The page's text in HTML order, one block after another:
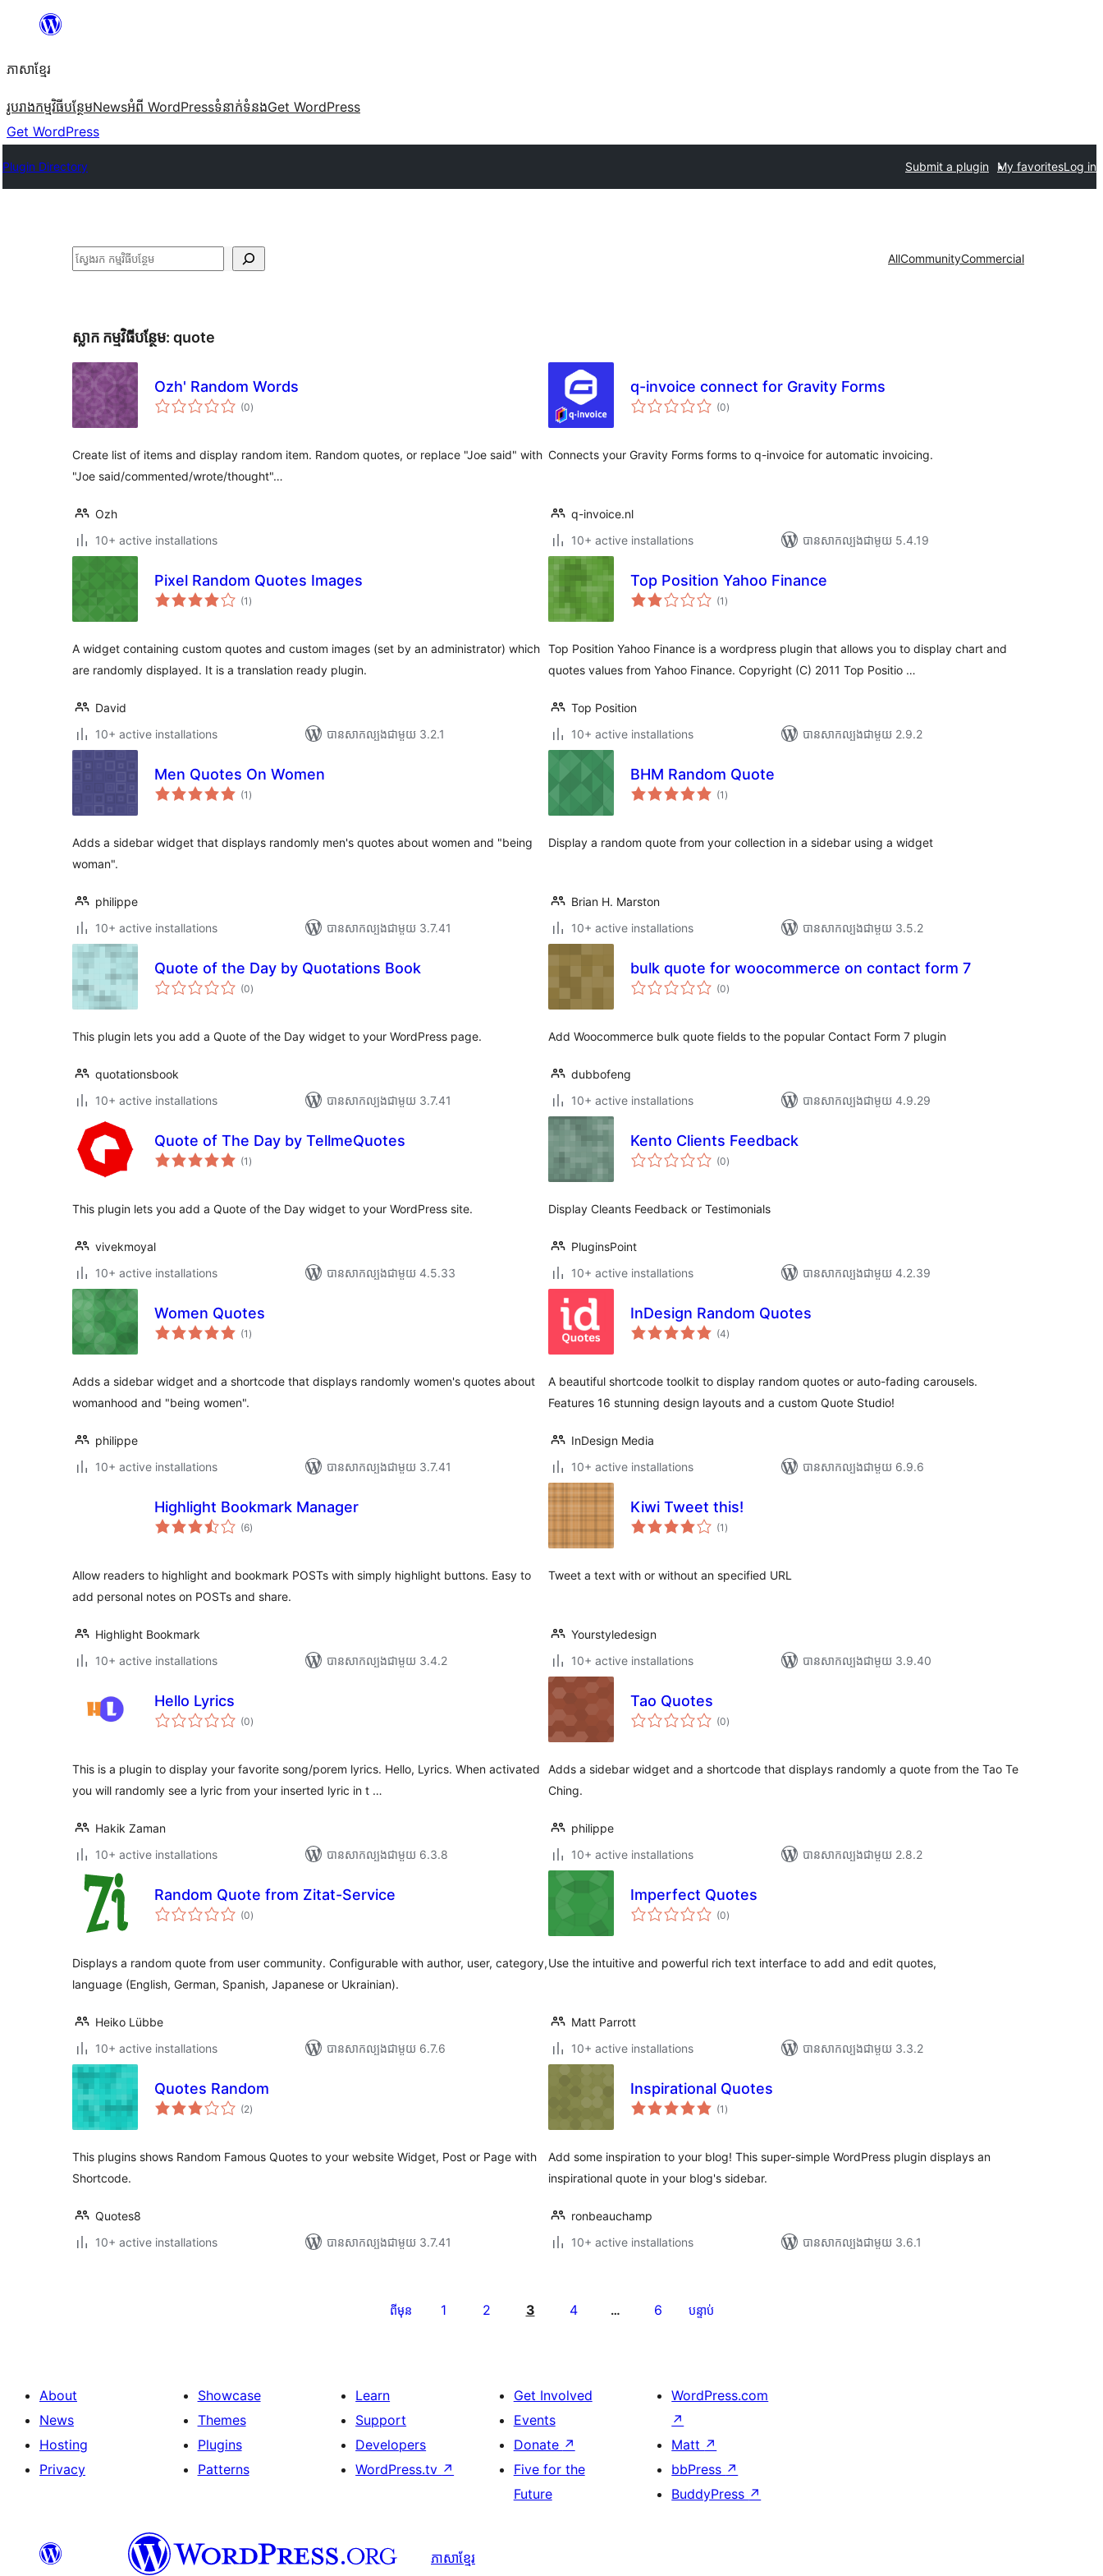
content
ភាសា​ខ្មែរ
រូបរាងកម្មវិធីបន្ថែមNewsអំពី WordPressទំនាក់​ទំនងGet WordPress
Get WordPress
Plugin Directory Submit a plugin My favoritesLog in
ស្វែងរក AllCommunityCommercial
ស្លាក​ កម្មវិធីបន្ថែម: quote
Ozh' Random Words
(0ការ
វាយ
)
Create list of items and display random item. Random quotes, or replace "Joe said" with
"Joe said/commented/wrote/thought"…
Ozh
10+ active installations
q-invoice connect for Gravity Forms
(0ការ
វាយ
)
Connects your Gravity Forms forms to q-invoice for automatic invoicing.
q-invoice.nl
10+ active installations
បាន​សាកល្បង​ជាមួយ 5.4.19
Pixel Random Quotes Images
(1 ការ
វាយ
)
A widget containing custom quotes and custom images (set by an administrator) which
are randomly displayed. It is a translation ready plugin.
David
10+ active installations
បាន​សាកល្បង​ជាមួយ 3.2.1
Top Position Yahoo Finance
(1 ការ
វាយ
)
Top Position Yahoo Finance is a wordpress plugin that allows you to display chart and
quotes values from Yahoo Finance. Copyright (C) 2011 Top Positio …
Top Position
10+ active installations
បាន​សាកល្បង​ជាមួយ 2.9.2
Men Quotes On Women
(1 ការ
វាយ
)
Adds a sidebar widget that displays randomly men's quotes about women and "being
woman".
philippe
10+ active installations
បាន​សាកល្បង​ជាមួយ 3.7.41
BHM Random Quote
(1 ការ
វាយ
)
Display a random quote from your collection in a sidebar using a widget
Brian H. Marston
10+ active installations
បាន​សាកល្បង​ជាមួយ 3.5.2
Quote of the Day by Quotations Book
(0ការ
វាយ
)
This plugin lets you add a Quote of the Day widget to your WordPress page.
quotationsbook
10+ active installations
បាន​សាកល្បង​ជាមួយ 3.7.41
bulk quote for woocommerce on contact form 7
(0ការ
វាយ
)
Add Woocommerce bulk quote fields to the popular Contact Form 7 plugin
dubbofeng
10+ active installations
បាន​សាកល្បង​ជាមួយ 4.9.29
Quote of The Day by TellmeQuotes
(1 ការ
វាយ
)
This plugin lets you add a Quote of the Day widget to your WordPress site.
vivekmoyal
10+ active installations
បាន​សាកល្បង​ជាមួយ 4.5.33
Kento Clients Feedback
(0ការ
វាយ
)
Display Cleants Feedback or Testimonials
PluginsPoint
10+ active installations
បាន​សាកល្បង​ជាមួយ 4.2.39
Women Quotes
(1 ការ
វាយ
)
Adds a sidebar widget and a shortcode that displays randomly women's quotes about
womanhood and "being women".
philippe
10+ active installations
បាន​សាកល្បង​ជាមួយ 3.7.41
InDesign Random Quotes
(4ការ
វាយ
)
A beautiful shortcode toolkit to display random quotes or auto-fading carousels.
Features 16 stunning design layouts and a custom Quote Studio!
InDesign Media
10+ active installations
បាន​សាកល្បង​ជាមួយ 6.9.6
Highlight Bookmark Manager
(6ការ
វាយ
)
Allow readers to highlight and bookmark POSTs with simply highlight buttons. Easy to
add personal notes on POSTs and share.
Highlight Bookmark
10+ active installations
បាន​សាកល្បង​ជាមួយ 3.4.2
Kiwi Tweet this!
(1 ការ
វាយ
)
Tweet a text with or without an specified URL
Yourstyledesign
10+ active installations
បាន​សាកល្បង​ជាមួយ 3.9.40
Hello Lyrics
(0ការ
វាយ
)
This is a plugin to display your favorite song/porem lyrics. Hello, Lyrics. When activated
you will randomly see a lyric from your inserted lyric in t …
Hakik Zaman
10+ active installations
បាន​សាកល្បង​ជាមួយ 6.3.8
Tao Quotes
(0ការ
វាយ
)
Adds a sidebar widget and a shortcode that displays randomly a quote from the Tao Te
Ching.
philippe
10+ active installations
បាន​សាកល្បង​ជាមួយ 2.8.2
Random Quote from Zitat-Service
(0ការ
វាយ
)
Displays a random quote from user community. Configurable with author, user, category,
language (English, German, Spanish, Japanese or Ukrainian).
Heiko Lübbe
10+ active installations
បាន​សាកល្បង​ជាមួយ 6.7.6
Imperfect Quotes
(0ការ
វាយ
)
Use the intuitive and powerful rich text interface to add and edit quotes,
Matt Parrott
10+ active installations
បាន​សាកល្បង​ជាមួយ 3.3.2
Quotes Random
(2ការ
វាយ
)
This plugins shows Random Famous Quotes to your website Widget, Post or Page with
Shortcode.
Quotes8
10+ active installations
បាន​សាកល្បង​ជាមួយ 3.7.41
Inspirational Quotes
(1 ការ
វាយ
)
Add some inspiration to your blog! This super-simple WordPress plugin displays an
inspirational quote in your blog's sidebar.
ronbeauchamp
10+ active installations
បាន​សាកល្បង​ជាមួយ 3.6.1
ពីមុន 1 2 3 4 … 6 បន្ទាប់
About
News
Hosting
Privacy
Showcase
Themes
Plugins
Patterns
Learn
Support
Developers
WordPress.tv ↗
Get Involved
Events
Donate ↗
Five for the
Future
WordPress.com
↗
Matt ↗
bbPress ↗
BuddyPress ↗
ភាសា​ខ្មែរ